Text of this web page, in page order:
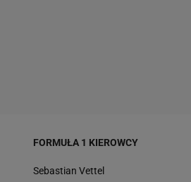
FORMUŁA 1 KIEROWCY
Sebastian Vettel